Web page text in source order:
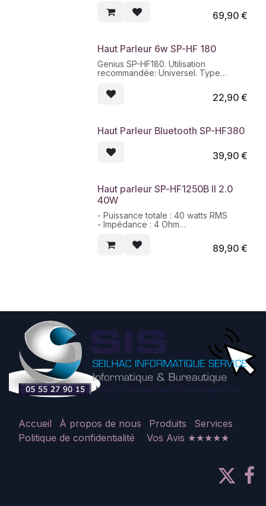
- Contrôle séparé du volume
69,90€
Haut Parleur 6w SP-HF 180
Genius SP-HF180. Utilisation
recommandée: Universel. Type
sortie audio: 2.0 canaux, Nombre de
lecteurs: 2. Technologie de
Ohm. Couleur du produit: Noir, Bois
22,90€
Haut Parleur Bluetooth SP-HF380
39,90€
Haut parleur SP-HF1250B II 2.0
40W
- Puissance totale : 40 watts RMS
- Impédance : 4 Ohm
Oui
89,90€
Accueil À propos de nous Produits
Services
Politique de confidentialité
Vos Avis ★★★★★